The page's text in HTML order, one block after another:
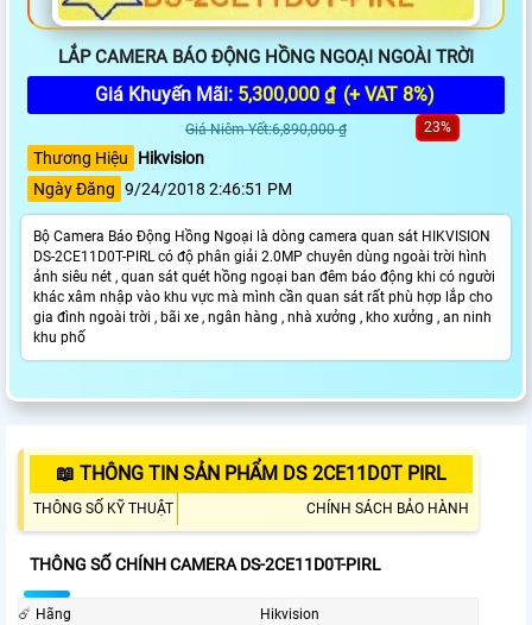
LẮP CAMERA BÁO ĐỘNG HỒNG NGOẠI NGOÀI TRỜI
Giá Khuyến Mãi: 5,300,000 ₫ (+ VAT 8%)
Giá Niêm Yết:6,890,000 ₫ 23%
Thương Hiệu
Hikvision
Ngày Đăng 9/24/2018 2:46:51 PM
Bộ Camera Báo Động Hồng Ngoại là dòng camera quan sát HIKVISION
DS-2CE11D0T-PIRL có độ phân giải 2.0MP chuyên dùng ngoài trời hình
ảnh siêu nét , quan sát quét hồng ngoại ban đêm báo động khi có người
khác xâm nhập vào khu vực mà mình cần quan sát rất phù hợp lắp cho
gia đình ngoài trời , bãi xe , ngân hàng , nhà xưởng , kho xưởng , an ninh
khu phố
📖 THÔNG TIN SẢN PHẨM DS 2CE11D0T PIRL
THÔNG SỐ KỸ THUẬT CHÍNH SÁCH BẢO HÀNH
THÔNG SỐ CHÍNH CAMERA DS-2CE11D0T-PIRL
☄️ Hãng
Hikvision